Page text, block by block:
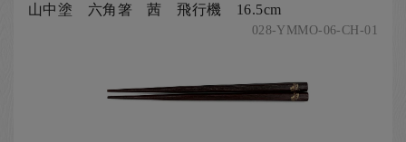
山中塗 六角箸 茜 飛行機 16.5cm
028-YMMO-06-CH-01